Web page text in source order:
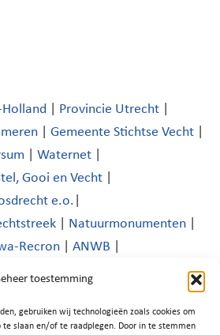
toestemming
gebruiken wij technologieën zoals cookies om
slaan en/of te raadplegen. Door in te stemmen
Provincie Utrecht
Gemeente Stichtse Vecht
Waternet
Gooi en Vecht
e.o.
Natuurmonumenten
Recron ANWB
en Toerisme Wijdemeren|